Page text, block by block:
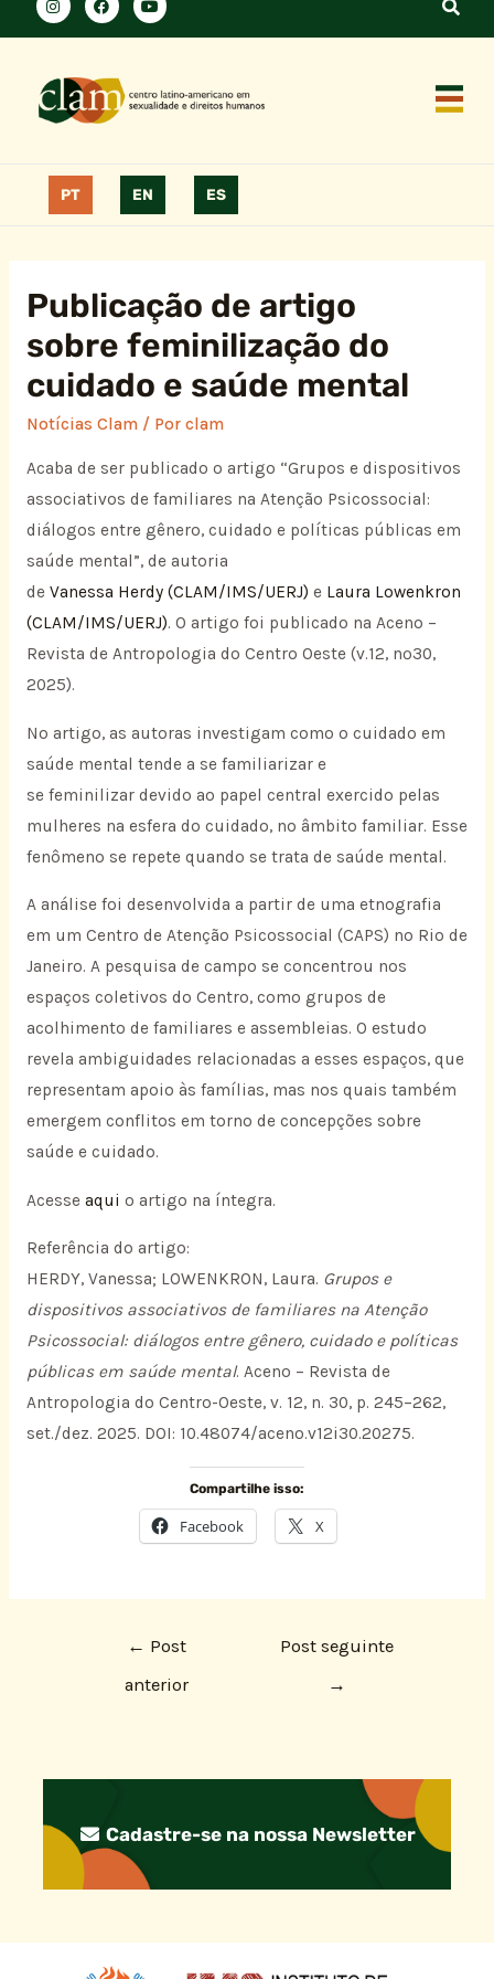
PT EN ES
Publicação de artigo
sobre feminilização do
cuidado e saúde mental
Notícias Clam/ Por clam
Acaba de ser publicado o artigo “Grupos e dispositivos
associativos de familiares na Atenção Psicossocial:
diálogos entre gênero, cuidado e políticas públicas em
saúde mental”, de autoria
de Vanessa Herdy (CLAM/IMS/UERJ) e Laura Lowenkron
(CLAM/IMS/UERJ). O artigo foi publicado na Aceno –
Revista de Antropologia do Centro Oeste (v.12, nº30,
2025).
No artigo, as autoras investigam como o cuidado em
saúde mental tende a se familiarizar e
se feminilizar devido ao papel central exercido pelas
mulheres na esfera do cuidado, no âmbito familiar. Esse
fenômeno se repete quando se trata de saúde mental.
A análise foi desenvolvida a partir de uma etnografia
em um Centro de Atenção Psicossocial (CAPS) no Rio de
Janeiro. A pesquisa de campo se concentrou nos
espaços coletivos do Centro, como grupos de
acolhimento de familiares e assembleias. O estudo
revela ambiguidades relacionadas a esses espaços, que
representam apoio às famílias, mas nos quais também
emergem conflitos em torno de concepções sobre
saúde e cuidado.
Acesse aqui o artigo na íntegra.
Referência do artigo:
HERDY, Vanessa; LOWENKRON, Laura. Grupos e
dispositivos associativos de familiares na Atenção
Psicossocial: diálogos entre gênero, cuidado e políticas
públicas em saúde mental. Aceno – Revista de
Antropologia do Centro-Oeste, v. 12, n. 30, p. 245–262,
set./dez. 2025. DOI: 10.48074/aceno.v12i30.20275.
Compartilhe isso:
Facebook X
← Post
anterior
Post seguinte
→
Cadastre-se na nossa Newsletter